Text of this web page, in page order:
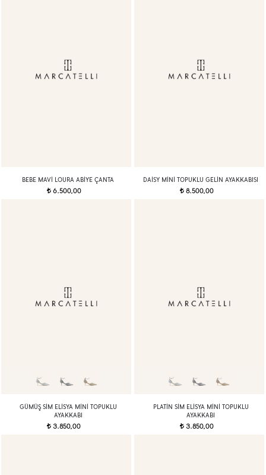
BEBE MAVI LOURA ABIYE ÇANTA
t6.500,00
DAISY MINI TOPUKLU GELIN AYAKKABISI
t8.500,00
GÜMÜŞ SIM ELISYA MINI TOPUKLU
AYAKKABI
t 3.850,00
PLATIN SIM ELISYA MINI TOPUKLU
AYAKKABI
t3.850,00